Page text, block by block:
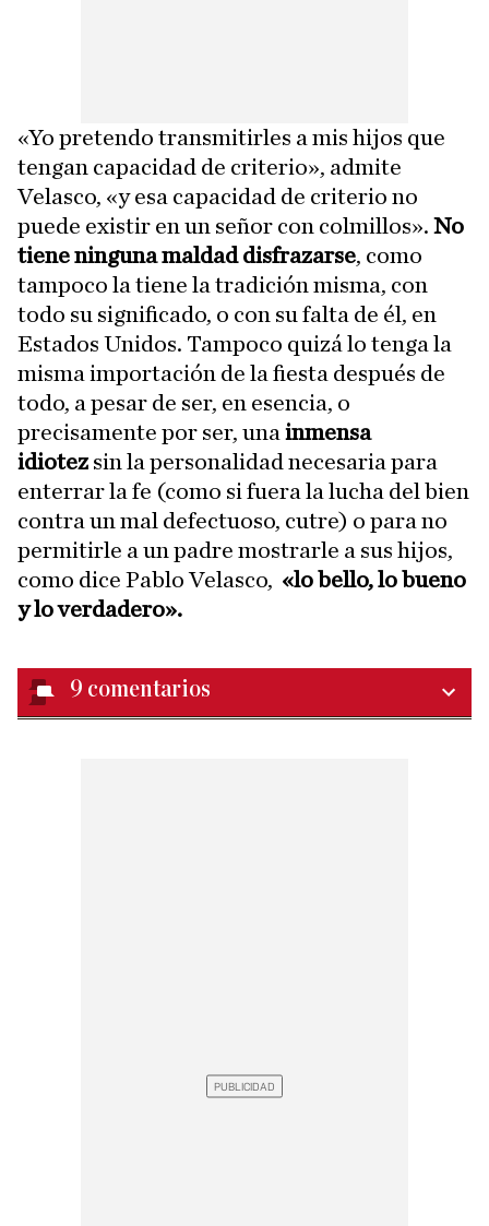
«Yo pretendo transmitirles a mis hijos que
tengan capacidad de criterio», admite
Velasco, «y esa capacidad de criterio no
puede existir en un señor con colmillos». No
tiene ninguna maldad disfrazarse, como
tampoco la tiene la tradición misma, con
todo su significado, o con su falta de él, en
Estados Unidos. Tampoco quizá lo tenga la
misma importación de la fiesta después de
todo, a pesar de ser, en esencia, o
precisamente por ser, una inmensa
idiotezsin la personalidad necesaria para
enterrar la fe (como si fuera la lucha del bien
contra un mal defectuoso, cutre) o para no
permitirle a un padre mostrarle a sus hijos,
como dice Pablo Velasco, «lo bello, lo bueno
y lo verdadero».
9 comentarios